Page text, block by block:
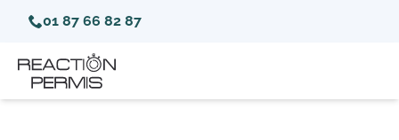
01 87 66 82 87